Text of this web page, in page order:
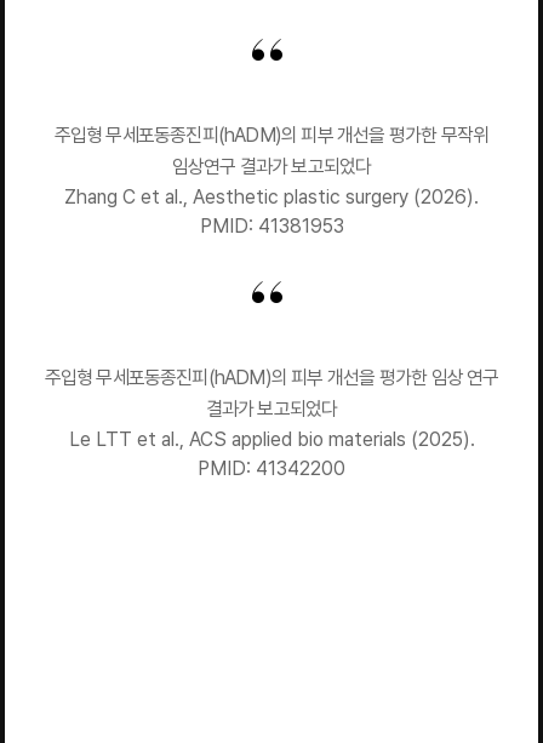
주입형 무세포동종진피(hADM)의 피부 개선을 평가한 무작위
임상연구 결과가 보고되었다
Zhang C et al., Aesthetic plastic surgery (2026).
PMID: 41381953
주입형 무세포동종진피(hADM)의 피부 개선을 평가한 임상 연구
결과가 보고되었다
Le LTT et al., ACS applied bio materials (2025).
PMID: 41342200